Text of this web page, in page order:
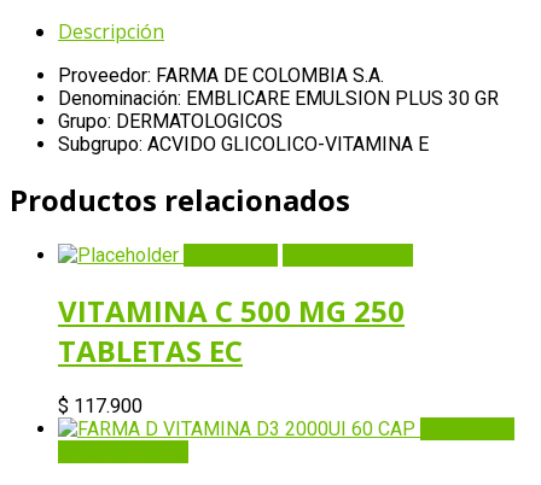
Descripción
Proveedor: FARMA DE COLOMBIA S.A.
Denominación: EMBLICARE EMULSION PLUS 30 GR
Grupo: DERMATOLOGICOS
Subgrupo: ACVIDO GLICOLICO-VITAMINA E
Productos relacionados
VITAMINA C 500 MG 250
TABLETAS EC
$ 117.900